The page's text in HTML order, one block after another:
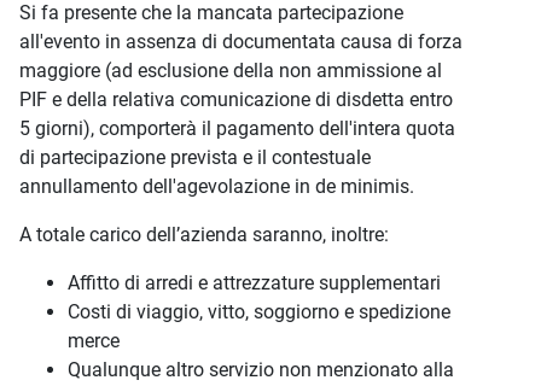
Si fa presente che la mancata partecipazione
all'evento in assenza di documentata causa di forza
maggiore (ad esclusione della non ammissione al
PIF e della relativa comunicazione di disdetta entro
5 giorni), comporterà il pagamento dell'intera quota
di partecipazione prevista e il contestuale
annullamento dell'agevolazione in de minimis.
A totale carico dell’azienda saranno, inoltre:
Affitto di arredi e attrezzature supplementari
Costi di viaggio, vitto, soggiorno e spedizione
merce
Qualunque altro servizio non menzionato alla